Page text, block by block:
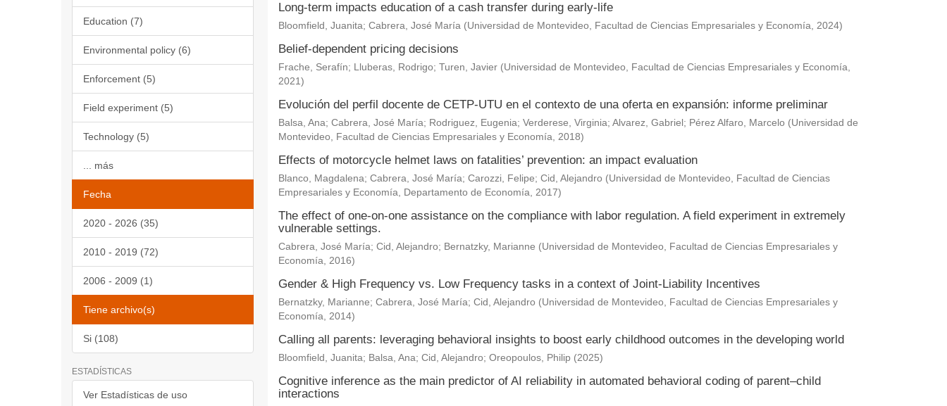
Education (7)
Environmental policy (6)
Enforcement (5)
Field experiment (5)
Technology (5)
... más
Fecha
2020 - 2026 (35)
2010 - 2019 (72)
2006 - 2009 (1)
Tiene archivo(s)
Si (108)
ESTADÍSTICAS
Ver Estadísticas de uso
Long-term impacts education of a cash transfer during early-life
Bloomfield, Juanita; Cabrera, José María (Universidad de Montevideo, Facultad de Ciencias Empresariales y Economía, 2024)
Belief-dependent pricing decisions
Frache, Serafín; Lluberas, Rodrigo; Turen, Javier (Universidad de Montevideo, Facultad de Ciencias Empresariales y Economía,
2021)
Evolución del perfil docente de CETP-UTU en el contexto de una oferta en expansión: informe preliminar
Balsa, Ana; Cabrera, José María; Rodriguez, Eugenia; Verderese, Virginia; Alvarez, Gabriel ; Pérez Alfaro, Marcelo (Universidad de
Montevideo, Facultad de Ciencias Empresariales y Economía, 2018)
Effects of motorcycle helmet laws on fatalities’ prevention: an impact evaluation
Blanco, Magdalena; Cabrera, José María; Carozzi, Felipe; Cid, Alejandro (Universidad de Montevideo, Facultad de Ciencias
Empresariales y Economía, Departamento de Economía, 2017)
The effect of one-on-one assistance on the compliance with labor regulation. A field experiment in extremely
vulnerable settings.
Cabrera, José María; Cid, Alejandro; Bernatzky, Marianne (Universidad de Montevideo, Facultad de Ciencias Empresariales y
Economía, 2016)
Gender & High Frequency vs. Low Frequency tasks in a context of Joint-Liability Incentives
Bernatzky, Marianne; Cabrera, José María; Cid, Alejandro (Universidad de Montevideo, Facultad de Ciencias Empresariales y
Economía, 2014)
Calling all parents: leveraging behavioral insights to boost early childhood outcomes in the developing world
Bloomfield, Juanita; Balsa, Ana; Cid, Alejandro; Oreopoulos, Philip (2025)
Cognitive inference as the main predictor of AI reliability in automated behavioral coding of parent–child
interactions